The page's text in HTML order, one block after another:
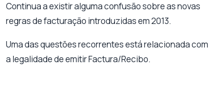
Continua a existir alguma confusão sobre as novas
regras de facturação introduzidas em 2013.
Uma das questões recorrentes está relacionada com
a legalidade de emitir Factura/Recibo.